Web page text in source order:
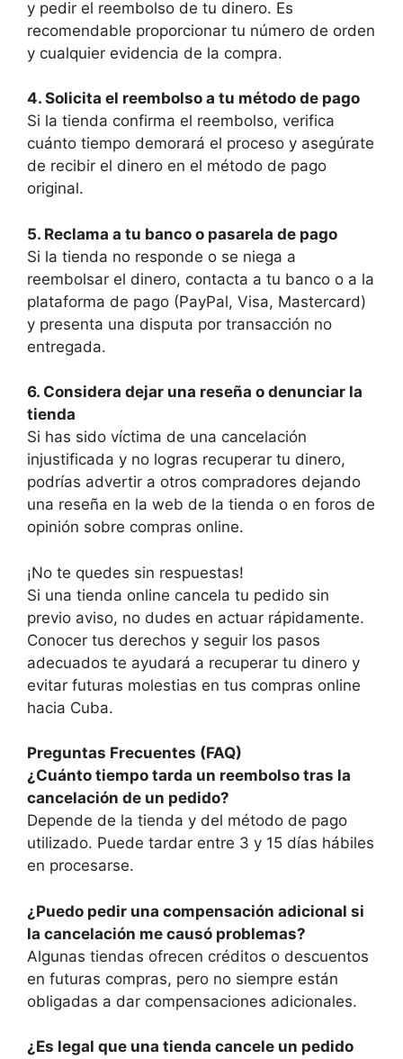
y pedir el reembolso de tu dinero. Es
recomendable proporcionar tu número de orden
y cualquier evidencia de la compra.
4. Solicita el reembolso a tu método de pago
Si la tienda confirma el reembolso, verifica
cuánto tiempo demorará el proceso y asegúrate
de recibir el dinero en el método de pago
original.
5. Reclama a tu banco o pasarela de pago
Si la tienda no responde o se niega a
reembolsar el dinero, contacta a tu banco o a la
plataforma de pago (PayPal, Visa, Mastercard)
y presenta una disputa por transacción no
entregada.
6. Considera dejar una reseña o denunciar la
tienda
Si has sido víctima de una cancelación
injustificada y no logras recuperar tu dinero,
podrías advertir a otros compradores dejando
una reseña en la web de la tienda o en foros de
opinión sobre compras online.
¡No te quedes sin respuestas!
Si una tienda online cancela tu pedido sin
previo aviso, no dudes en actuar rápidamente.
Conocer tus derechos y seguir los pasos
adecuados te ayudará a recuperar tu dinero y
evitar futuras molestias en tus compras online
hacia Cuba.
Preguntas Frecuentes (FAQ)
¿Cuánto tiempo tarda un reembolso tras la
cancelación de un pedido?
Depende de la tienda y del método de pago
utilizado. Puede tardar entre 3 y 15 días hábiles
en procesarse.
¿Puedo pedir una compensación adicional si
la cancelación me causó problemas?
Algunas tiendas ofrecen créditos o descuentos
en futuras compras, pero no siempre están
obligadas a dar compensaciones adicionales.
¿Es legal que una tienda cancele un pedido